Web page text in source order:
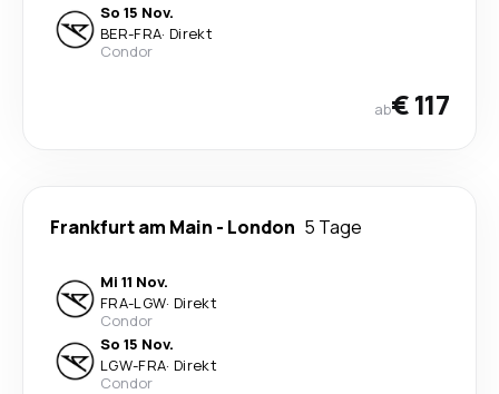
So 15 Nov.
BER-FRA· Direkt
Condor
ab€ 117
Frankfurt am Main - London 5 Tage
Mi 11 Nov.
FRA-LGW· Direkt
Condor
So 15 Nov.
LGW-FRA· Direkt
Condor